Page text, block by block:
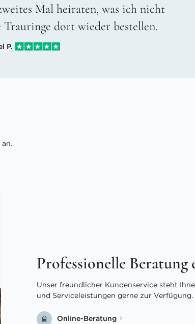
Mal heiraten, was ich nicht
dort wieder bestellen.
P.
Professionelle Beratung
Unser freundlicher Kundenservice steht
und Serviceleistungen gerne zur Verfügung.
Online-Beratung